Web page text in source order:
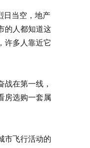
日当空，地产
的人都知道这
许多人靠近它
在第一线，
房选购一套属
市飞行活动的